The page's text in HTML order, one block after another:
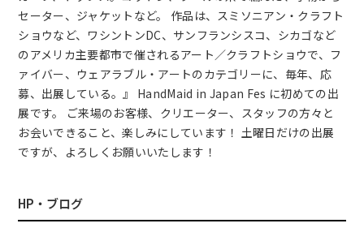
セーター、ジャケットなど。 作品は、スミソニアン・クラフト
ショウなど、ワシントンDC、サンフランシスコ、シカゴなど
のアメリカ主要都市で催されるアート／クラフトショウで、フ
ァイバー、ウェアラブル・アートのカテゴリーに、毎年、応
募、出展している。』 HandMaid in Japan Fes に初めての出
展です。 ご来場のお客様、クリエーター、スタッフの方々と
お会いできること、楽しみにしています！ 土曜日だけの出展
ですが、よろしくお願いいたします！
HP・ブログ